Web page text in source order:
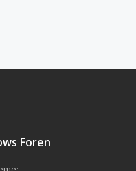
Foren